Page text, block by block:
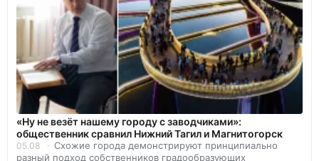
«Ну не везёт нашему городу с заводчиками»:
общественник сравнил Нижний Тагил и Магнитогорск
05.08
Схожие города демонстрируют принципиально
разный подход собственников градообразующих